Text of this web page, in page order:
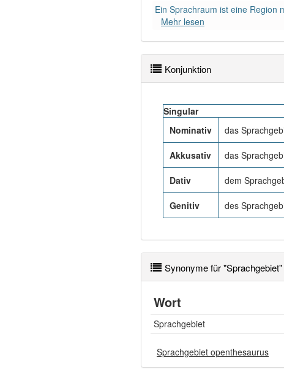
Ein Sprachraum ist eine Region
Mehr lesen
Konjunktion
Singular
Nominativ
das
Akkusativ das
Dativ dem
Genitiv des
Synonyme für "Sprachgebiet"
Wort
Sprachgebiet
Sprachgebiet openthesaurus